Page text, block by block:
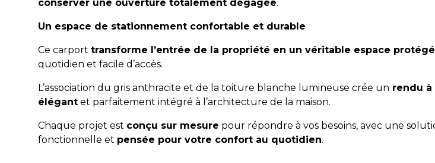
conserver une ouverture totalement dégagée.
Un espace de stationnement confortable et durable
Ce carport transforme l’entrée de la propriété en un véritable espace protégé
quotidien et facile d’accès.
L’association du gris anthracite et de la toiture blanche lumineuse crée un rendu
élégant et parfaitement intégré à l’architecture de la maison.
Chaque projet est conçu sur mesure pour répondre à vos besoins, avec une
fonctionnelle et pensée pour votre confort au quotidien.